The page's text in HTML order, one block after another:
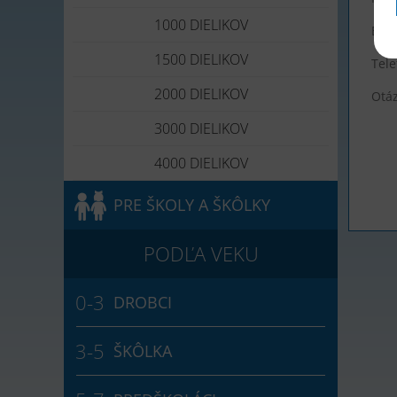
1000 DIELIKOV
1500 DIELIKOV
2000 DIELIKOV
3000 DIELIKOV
4000 DIELIKOV
PRE ŠKOLY A ŠKÔLKY
DROBCI
ŠKÔLKA
E-